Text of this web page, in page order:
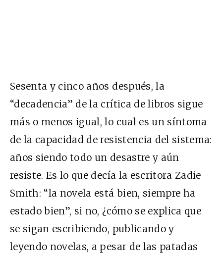
Sesenta y cinco años después, la
“decadencia” de la crítica de libros sigue
más o menos igual, lo cual es un síntoma
de la capacidad de resistencia del sistema:
años siendo todo un desastre y aún
resiste. Es lo que decía la escritora Zadie
Smith: “la novela está bien, siempre ha
estado bien”, si no, ¿cómo se explica que
se sigan escribiendo, publicando y
leyendo novelas, a pesar de las patadas